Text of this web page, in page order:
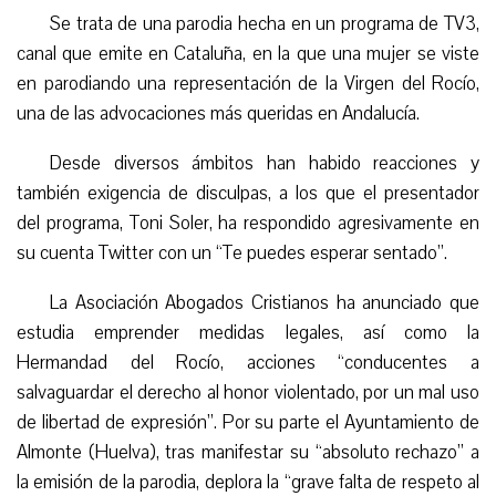
Se trata de una parodia hecha en un programa de TV3,
canal que emite en Cataluña, en la que una mujer se viste
en parodiando una representación de la Virgen del Rocío,
una de las advocaciones más queridas en Andalucía.
Desde diversos ámbitos han habido reacciones y
también exigencia de disculpas, a los que el presentador
del programa, Toni Soler, ha respondido agresivamente en
su cuenta Twitter con un “Te puedes esperar sentado”.
La Asociación Abogados Cristianos ha anunciado que
estudia emprender medidas legales, así como la
Hermandad del Rocío, acciones “conducentes a
salvaguardar el derecho al honor violentado, por un mal uso
de libertad de expresión”. Por su parte el Ayuntamiento de
Almonte (Huelva), tras manifestar su “absoluto rechazo” a
la emisión de la parodia, deplora la “grave falta de respeto al